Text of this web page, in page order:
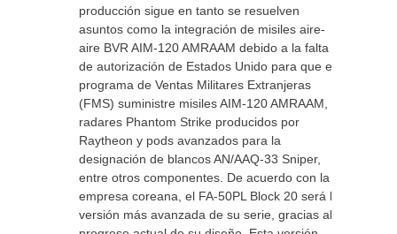
producción sigue en tanto se resuelven
asuntos como la integración de misiles aire-
aire BVR AIM-120 AMRAAM debido a la falta
de autorización de Estados Unido para que el
programa de Ventas Militares Extranjeras
(FMS) suministre misiles AIM-120 AMRAAM,
radares Phantom Strike producidos por
Raytheon y pods avanzados para la
designación de blancos AN/AAQ-33 Sniper,
entre otros componentes. De acuerdo con la
empresa coreana, el FA-50PL Block 20 será la
versión más avanzada de su serie, gracias al